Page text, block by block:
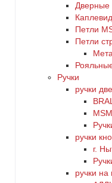
Дверные
Петли
Петли
Ручки
ручки
MSM
ручки
г.
ручки на